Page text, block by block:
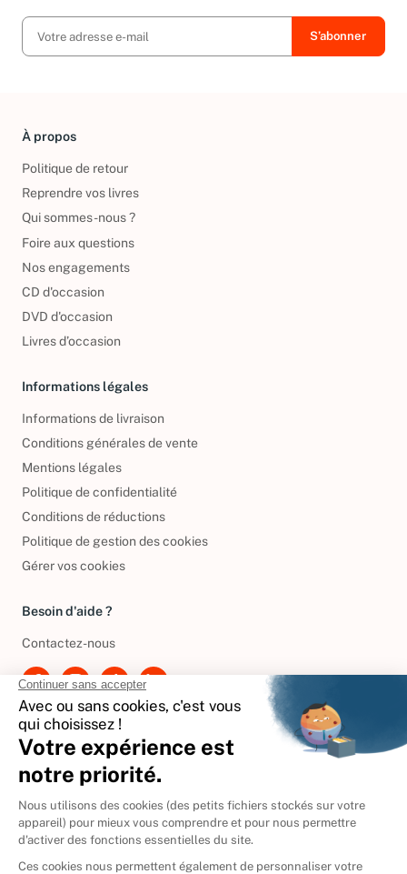
À propos
Politique de retour
Reprendre vos livres
Qui sommes-nous ?
Foire aux questions
Nos engagements
CD d'occasion
DVD d'occasion
Livres d’occasion
Informations légales
Informations de livraison
Conditions générales de vente
Mentions légales
Politique de confidentialité
Conditions de réductions
Politique de gestion des cookies
Gérer vos cookies
Besoin d'aide ?
Contactez-nous
International
🇪🇸 Espagne
🇩🇪Allemagne
🇮🇹 Italie